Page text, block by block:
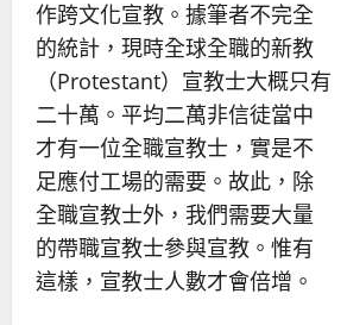
作跨文化宣教。據筆者不完全
的統計，現時全球全職的新教
（Protestant）宣教士大概只有
二十萬。平均二萬非信徒當中
才有一位全職宣教士，實是不
足應付工場的需要。故此，除
全職宣教士外，我們需要大量
的帶職宣教士參與宣教。惟有
這樣，宣教士人數才會倍增。